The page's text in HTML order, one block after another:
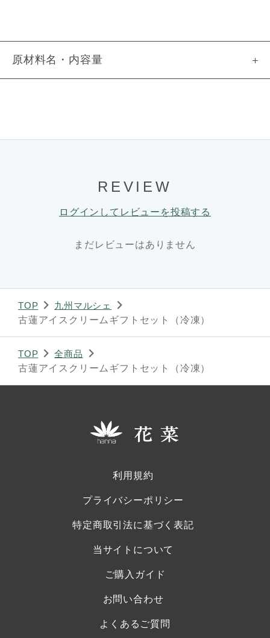
原材料名・内容量
REVIEW
ログインしてレビューを投稿する
まだレビューはありません
TOP
九州マルシェ
古蓮アイスクリームギフトセット（冷凍）
TOP
全商品
古蓮アイスクリームギフトセット（冷凍）
利用規約
プライバシーポリシー
特定商取引法に基づく表記
当サイトについて
ご購入ガイド
お問い合わせ
よくあるご質問